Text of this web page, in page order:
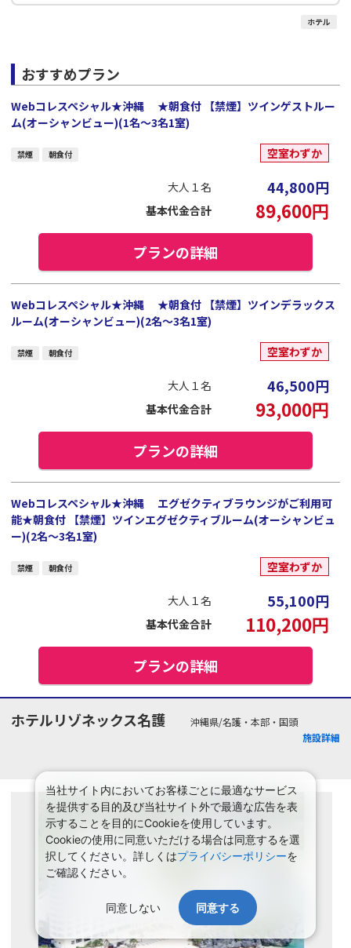
ホテル
おすすめプラン
Webコレスペシャル★沖縄 ★朝食付 【禁煙】ツインゲストルー
ム(オーシャンビュー)(1名～3名1室)
禁煙 朝食付 空室わずか
大人１名 44,800円
基本代金合計 89,600円
プランの詳細
Webコレスペシャル★沖縄 ★朝食付 【禁煙】ツインデラックス
ルーム(オーシャンビュー)(2名～3名1室)
禁煙 朝食付 空室わずか
大人１名 46,500円
基本代金合計 93,000円
プランの詳細
Webコレスペシャル★沖縄 エグゼクティブラウンジがご利用可
能★朝食付 【禁煙】ツインエグゼクティブルーム(オーシャンビュ
ー)(2名～3名1室)
禁煙 朝食付 空室わずか
大人１名 55,100円
基本代金合計 110,200円
プランの詳細
ホテルリゾネックス名護
沖縄県/名護・本部・国頭
施設詳細
当社サイト内においてお客様ごとに最適なサービス
を提供する目的及び当社サイト外で最適な広告を表
示することを目的にCookieを使用しています。
Cookieの使用に同意いただける場合は同意するを選
択してください。詳しくはプライバシーポリシーを
ご確認ください。
同意しない 同意する